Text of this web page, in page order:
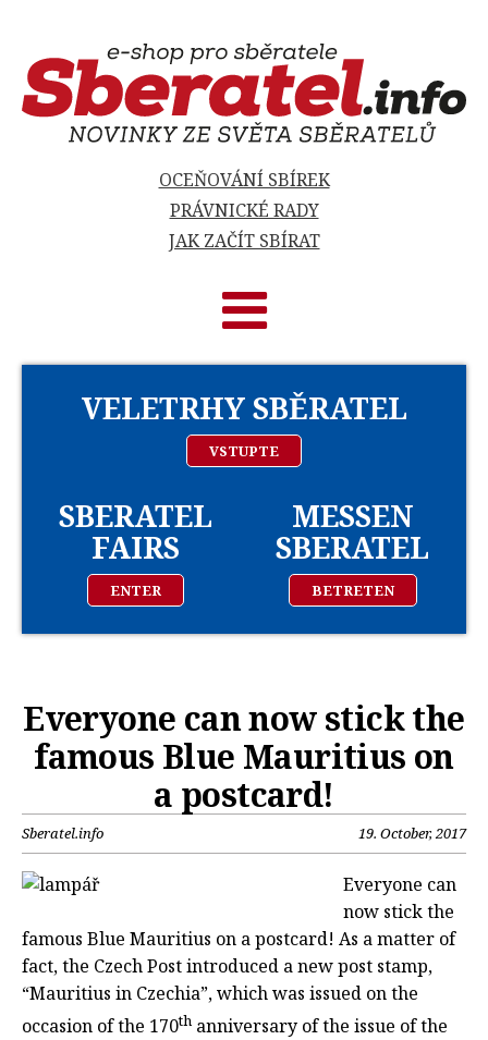
OCEŇOVÁNÍ SBÍREK
PRÁVNICKÉ RADY
JAK ZAČÍT SBÍRAT
VELETRHY SBĚRATEL
VSTUPTE
SBERATEL
FAIRS
ENTER
MESSEN
SBERATEL
BETRETEN
Everyone can now stick the
famous Blue Mauritius on
a postcard!
Sberatel.info 19. October, 2017
Everyone can
now stick the
famous Blue Mauritius on a postcard! As a matter of
fact, the Czech Post introduced a new post stamp,
“Mauritius in Czechia”, which was issued on the
occasion of the 170th anniversary of the issue of the